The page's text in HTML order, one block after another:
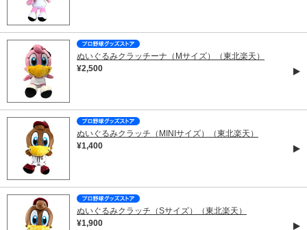
ぬいぐるみクラッチーナ（Mサイズ）（東北楽天）
¥2,500
ぬいぐるみクラッチ（MINIサイズ）（東北楽天）
¥1,400
ぬいぐるみクラッチ（Sサイズ）（東北楽天）
¥1,900